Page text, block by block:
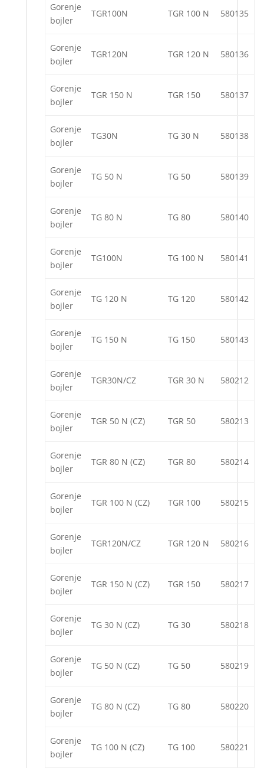
Gorenje
bojler
TGR100N TGR 100 N 580135
Gorenje
bojler
TGR120N TGR 120 N 580136
Gorenje
bojler
TGR 150 N TGR 150 580137
Gorenje
bojler
TG30N TG 30 N 580138
Gorenje
bojler
TG 50 N TG 50 580139
Gorenje
bojler
TG 80 N TG 80 580140
Gorenje
bojler
TG100N TG 100 N 580141
Gorenje
bojler
TG 120 N TG 120 580142
Gorenje
bojler
TG 150 N TG 150 580143
Gorenje
bojler
TGR30N/CZ TGR 30 N 580212
Gorenje
bojler
TGR 50 N (CZ) TGR 50 580213
Gorenje
bojler
TGR 80 N (CZ) TGR 80 580214
Gorenje
bojler
TGR 100 N (CZ) TGR 100 580215
Gorenje
bojler
TGR120N/CZ TGR 120 N 580216
Gorenje
bojler
TGR 150 N (CZ) TGR 150 580217
Gorenje
bojler
TG 30 N (CZ) TG 30 580218
Gorenje
bojler
TG 50 N (CZ) TG 50 580219
Gorenje
bojler
TG 80 N (CZ) TG 80 580220
Gorenje
bojler
TG 100 N (CZ) TG 100 580221